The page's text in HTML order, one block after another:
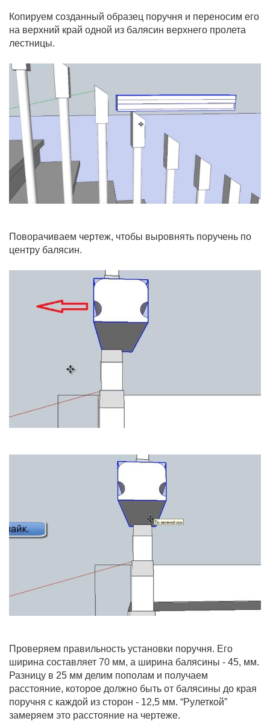
Копируем созданный образец поручня и переносим его
на верхний край одной из балясин верхнего пролета
лестницы.
Поворачиваем чертеж, чтобы выровнять поручень по
центру балясин.
Проверяем правильность установки поручня. Его
ширина составляет 70 мм, а ширина балясины - 45, мм.
Разницу в 25 мм делим пополам и получаем
расстояние, которое должно быть от балясины до края
поручня с каждой из сторон - 12,5 мм. “Рулеткой”
замеряем это расстояние на чертеже.